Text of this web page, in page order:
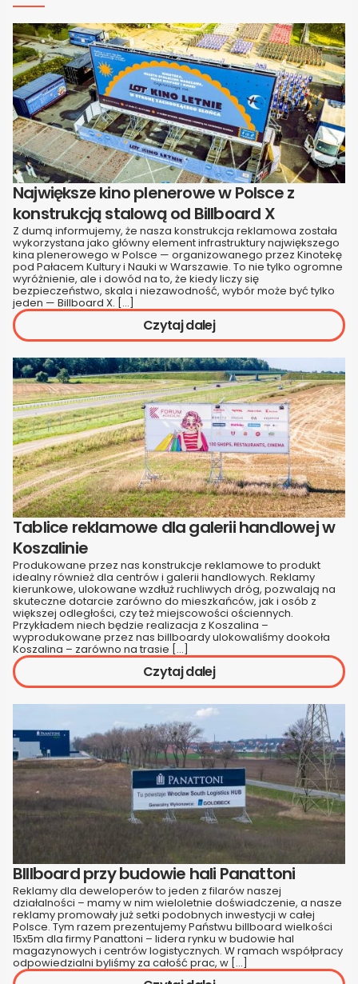
Największe kino plenerowe w Polsce z
konstrukcją stalową od Billboard X
Z dumą informujemy, że nasza konstrukcja reklamowa została
wykorzystana jako główny element infrastruktury największego
kina plenerowego w Polsce — organizowanego przez Kinotekę
pod Pałacem Kultury i Nauki w Warszawie. To nie tylko ogromne
wyróżnienie, ale i dowód na to, że kiedy liczy się
bezpieczeństwo, skala i niezawodność, wybór może być tylko
jeden — Billboard X. […]
Czytaj dalej
Tablice reklamowe dla galerii handlowej w
Koszalinie
Produkowane przez nas konstrukcje reklamowe to produkt
idealny również dla centrów i galerii handlowych. Reklamy
kierunkowe, ulokowane wzdłuż ruchliwych dróg, pozwalają na
skuteczne dotarcie zarówno do mieszkańców, jak i osób z
większej odległości, czy też miejscowości ościennych.
Przykładem niech będzie realizacja z Koszalina –
wyprodukowane przez nas billboardy ulokowaliśmy dookoła
Koszalina – zarówno na trasie […]
Czytaj dalej
BIllboard przy budowie hali Panattoni
Reklamy dla deweloperów to jeden z filarów naszej
działalności – mamy w nim wieloletnie doświadczenie, a nasze
reklamy promowały już setki podobnych inwestycji w całej
Polsce. Tym razem prezentujemy Państwu billboard wielkości
15x5m dla firmy Panattoni – lidera rynku w budowie hal
magazynowych i centrów logistycznych. W ramach współpracy
odpowiedzialni byliśmy za całość prac, w […]